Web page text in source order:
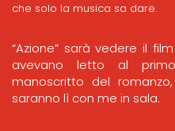
che solo la musica sa dare.
“Azione” sarà vedere il
avevano letto al
manoscritto del
saranno lì con me in sala.